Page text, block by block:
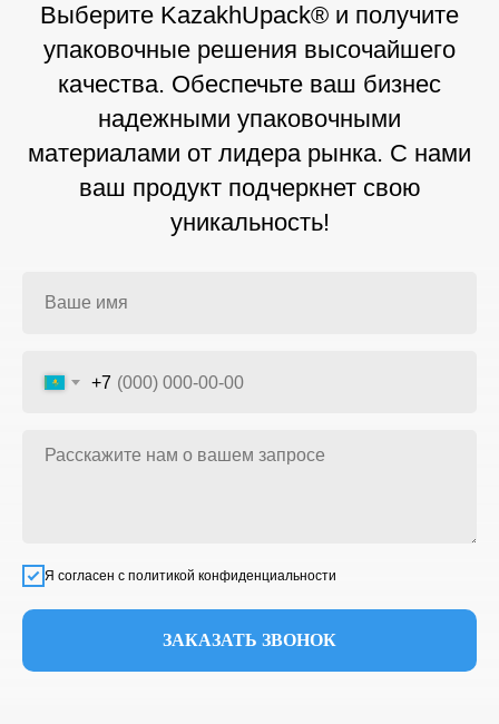
Выберите KazakhUpack® и получите
упаковочные решения высочайшего
качества. Обеспечьте ваш бизнес
надежными упаковочными
материалами от лидера рынка. С нами
ваш продукт подчеркнет свою
уникальность!
+7
Я согласен с политикой конфиденциальности
ЗАКАЗАТЬ ЗВОНОК